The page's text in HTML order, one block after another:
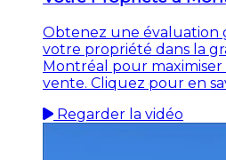
Obtenez une évaluation
votre propriété dans la
Montréal pour maximiser
vente. Cliquez pour en
Regarder la vidéo